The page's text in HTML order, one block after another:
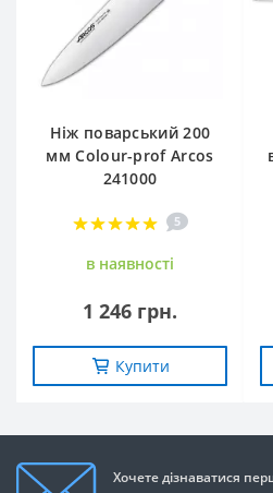
Ніж поварський 200
мм Сolour-prof Arcos
241000
5
в наявностi
1 246 грн.
Купити
Хочете дізнаватися